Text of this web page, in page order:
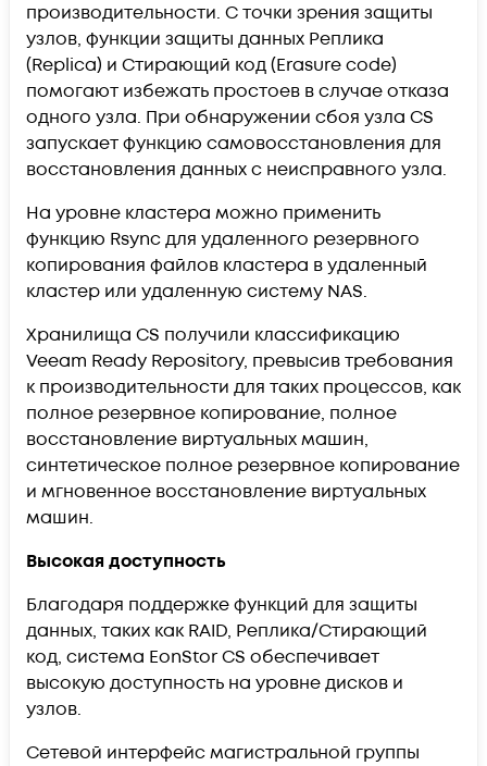
производительности. С точки зрения защиты
узлов, функции защиты данных Реплика
(Replica) и Стирающий код (Erasure code)
помогают избежать простоев в случае отказа
одного узла. При обнаружении сбоя узла CS
запускает функцию самовосстановления для
восстановления данных с неисправного узла.
На уровне кластера можно применить
функцию Rsync для удаленного резервного
копирования файлов кластера в удаленный
кластер или удаленную систему NAS.
Хранилища CS получили классификацию
Veeam Ready Repository, превысив требования
к производительности для таких процессов, как
полное резервное копирование, полное
восстановление виртуальных машин,
синтетическое полное резервное копирование
и мгновенное восстановление виртуальных
машин.
Высокая доступность
Благодаря поддержке функций для защиты
данных, таких как RAID, Реплика/Стирающий
код, система EonStor CS обеспечивает
высокую доступность на уровне дисков и
узлов.
Сетевой интерфейс магистральной группы